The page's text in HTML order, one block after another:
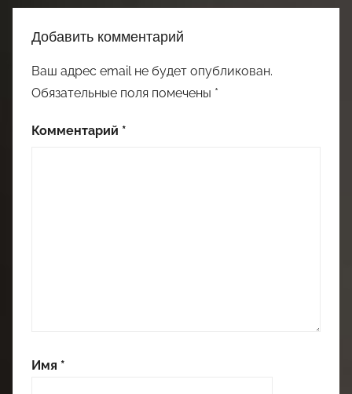
Добавить комментарий
Ваш адрес email не будет опубликован.
Обязательные поля помечены *
Комментарий *
Имя *